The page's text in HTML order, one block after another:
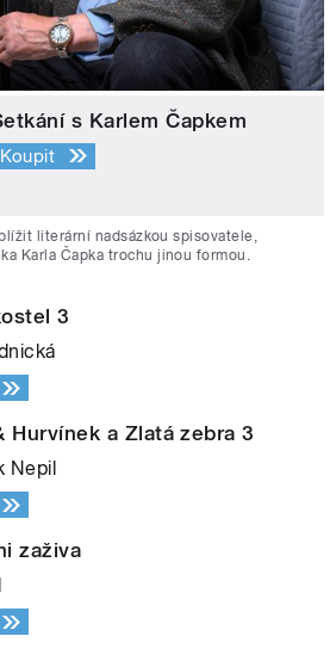
s Karlem Čapkem
Koupit
literární nadsázkou spisovatele,
Karla Čapka trochu jinou formou.
3
Hurvínek a Zlatá zebra 3
Nepil
zaživa